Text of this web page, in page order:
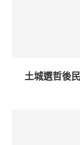
土城選哲後